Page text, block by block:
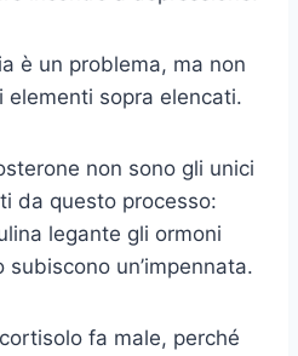
è un problema, ma non
elementi sopra elencati.
non sono gli unici
da questo processo:
legante gli ormoni
un’impennata.
fa male, perché